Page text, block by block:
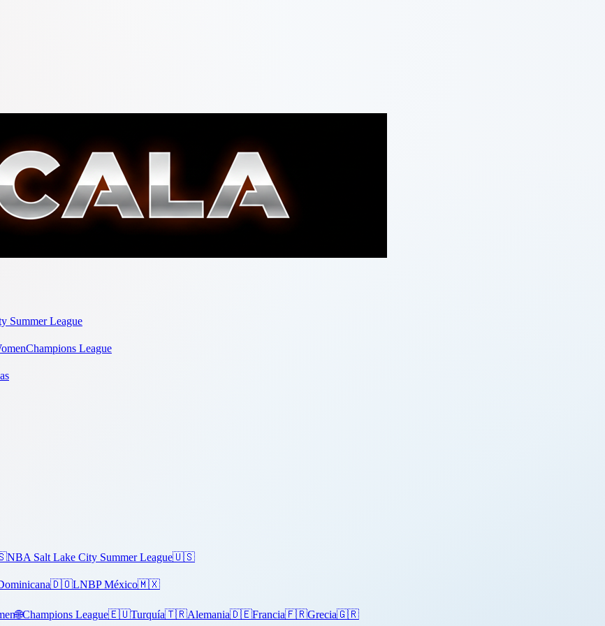
Summer League
Champions League
NBA Salt Lake City Summer League🇺🇸
🇩🇴LNBP México🇲🇽
🌐Champions League🇪🇺Turquía🇹🇷Alemania🇩🇪Francia🇫🇷Grecia🇬🇷